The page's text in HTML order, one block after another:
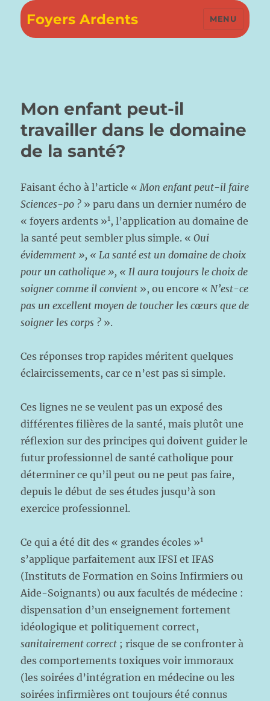
Foyers Ardents MENU
Mon enfant peut-il
travailler dans le domaine
de la santé?
Faisant écho à l’article «Mon enfant peut-il faire
Sciences-po ? » paru dans un dernier numéro de
« foyers ardents »1, l’application au domaine de
la santé peut sembler plus simple. «Oui
évidemment », « La santé est un domaine de choix
pour un catholique », « Il aura toujours le choix de
soigner comme il convient », ou encore «N’est-ce
pas un excellent moyen de toucher les cœurs que de
soigner les corps ? ».
Ces réponses trop rapides méritent quelques
éclaircissements, car ce n’est pas si simple.
Ces lignes ne se veulent pas un exposé des
différentes filières de la santé, mais plutôt une
réflexion sur des principes qui doivent guider le
futur professionnel de santé catholique pour
déterminer ce qu’il peut ou ne peut pas faire,
depuis le début de ses études jusqu’à son
exercice professionnel.
Ce qui a été dit des « grandes écoles »1
s’applique parfaitement aux IFSI et IFAS
(Instituts de Formation en Soins Infirmiers ou
Aide-Soignants) ou aux facultés de médecine :
dispensation d’un enseignement fortement
idéologique et politiquement correct,
sanitairement correct ; risque de se confronter à
des comportements toxiques voir immoraux
(les soirées d’intégration en médecine ou les
soirées infirmières ont toujours été connus